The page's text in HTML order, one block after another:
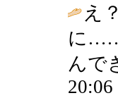
え
に……
んで
20:06